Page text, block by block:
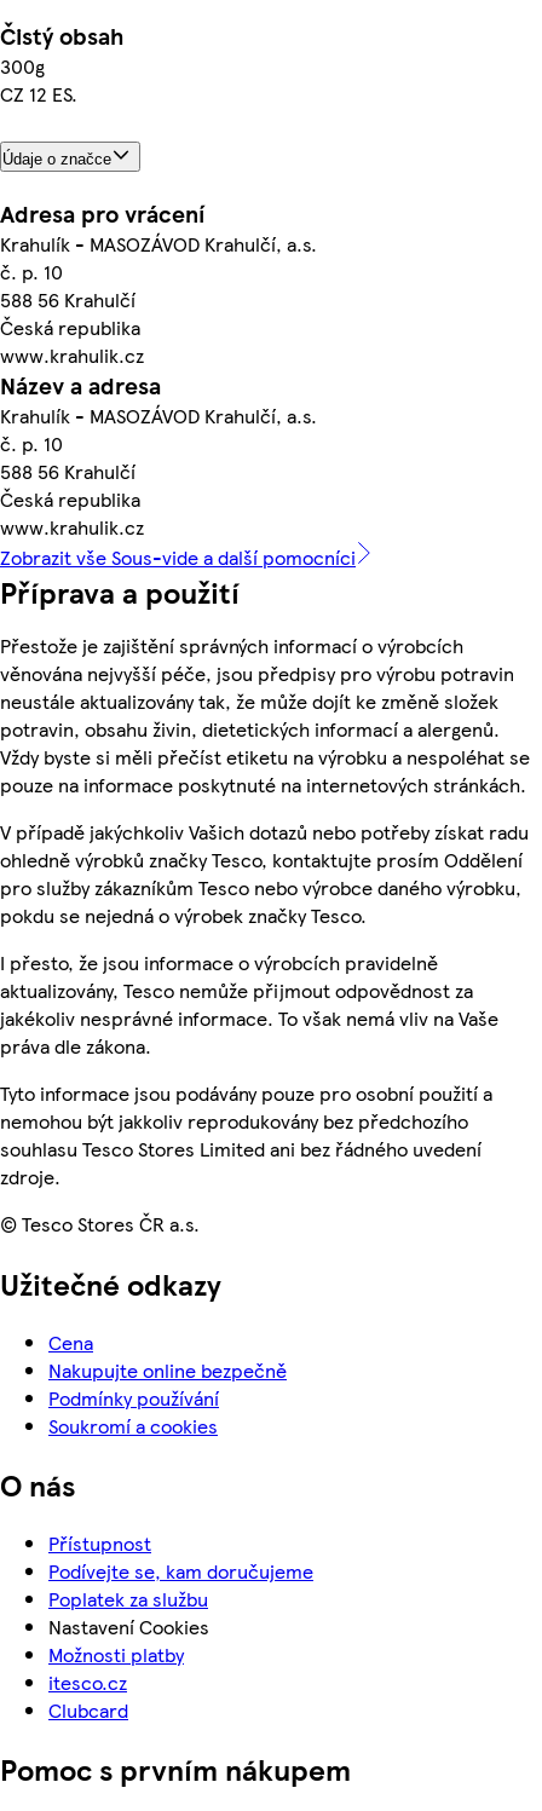
Čistý obsah
300g
CZ 12 ES.
Údaje o značce
Adresa pro vrácení
Krahulík - MASOZÁVOD Krahulčí, a.s.
č. p. 10
588 56 Krahulčí
Česká republika
www.krahulik.cz
Název a adresa
Krahulík - MASOZÁVOD Krahulčí, a.s.
č. p. 10
588 56 Krahulčí
Česká republika
www.krahulik.cz
Zobrazit vše Sous-vide a další pomocníci
Příprava a použití
Přestože je zajištění správných informací o výrobcích
věnována nejvyšší péče, jsou předpisy pro výrobu potravin
neustále aktualizovány tak, že může dojít ke změně složek
potravin, obsahu živin, dietetických informací a alergenů.
Vždy byste si měli přečíst etiketu na výrobku a nespoléhat se
pouze na informace poskytnuté na internetových stránkách.
V případě jakýchkoliv Vašich dotazů nebo potřeby získat radu
ohledně výrobků značky Tesco, kontaktujte prosím Oddělení
pro služby zákazníkům Tesco nebo výrobce daného výrobku,
pokdu se nejedná o výrobek značky Tesco.
I přesto, že jsou informace o výrobcích pravidelně
aktualizovány, Tesco nemůže přijmout odpovědnost za
jakékoliv nesprávné informace. To však nemá vliv na Vaše
práva dle zákona.
Tyto informace jsou podávány pouze pro osobní použití a
nemohou být jakkoliv reprodukovány bez předchozího
souhlasu Tesco Stores Limited ani bez řádného uvedení
zdroje.
© Tesco Stores ČR a.s.
Užitečné odkazy
Cena
Nakupujte online bezpečně
Podmínky používání
Soukromí a cookies
O nás
Přístupnost
Podívejte se, kam doručujeme
Poplatek za službu
Nastavení Cookies
Možnosti platby
itesco.cz
Clubcard
Pomoc s prvním nákupem